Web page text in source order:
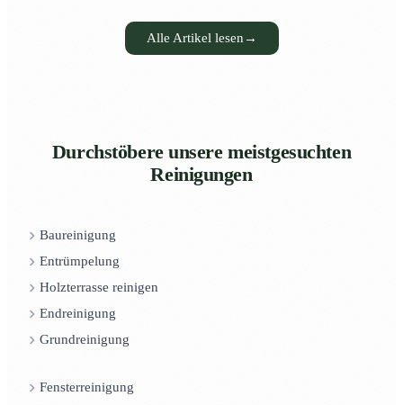
Alle Artikel lesen →
Durchstöbere unsere meistgesuchten
Reinigungen
Baureinigung
Entrümpelung
Holzterrasse reinigen
Endreinigung
Grundreinigung
Fensterreinigung